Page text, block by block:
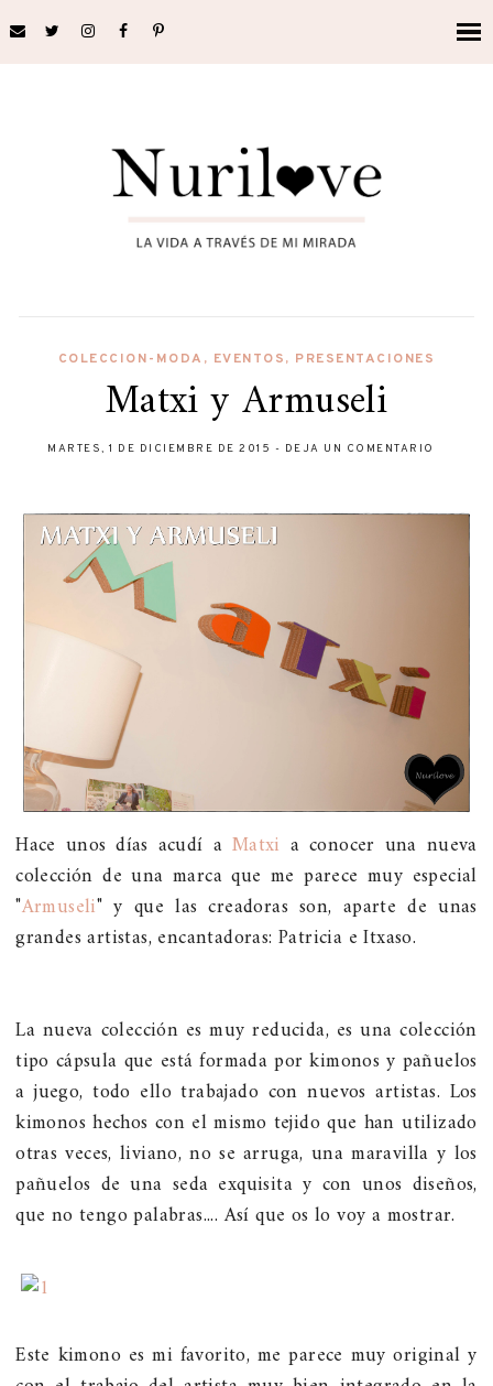
COLECCION-MODA , EVENTOS, PRESENTACIONES
Matxi y Armuseli
MARTES, 1 DE DICIEMBRE DE 2015 - DEJA UN COMENTARIO
Hace unos días acudí a Matxi a conocer una nueva
colección de una marca que me parece muy especial
"Armuseli" y que las creadoras son, aparte de unas
grandes artistas, encantadoras: Patricia e Itxaso.
La nueva colección es muy reducida, es una colección
tipo cápsula que está formada por kimonos y pañuelos
a juego, todo ello trabajado con nuevos artistas. Los
kimonos hechos con el mismo tejido que han utilizado
otras veces, liviano, no se arruga, una maravilla y los
pañuelos de una seda exquisita y con unos diseños,
que no tengo palabras.... Así que os lo voy a mostrar.
Este kimono es mi favorito, me parece muy original y